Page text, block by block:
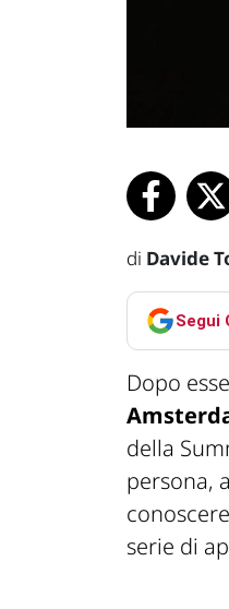
di Davide
Segui
Dopo
della
persona,
serie di